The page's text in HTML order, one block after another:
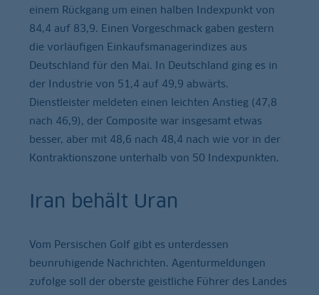
einem Rückgang um einen halben Indexpunkt von
84,4 auf 83,9. Einen Vorgeschmack gaben gestern
die vorläufigen Einkaufsmanagerindizes aus
Deutschland für den Mai. In Deutschland ging es in
der Industrie von 51,4 auf 49,9 abwärts.
Dienstleister meldeten einen leichten Anstieg (47,8
nach 46,9), der Composite war insgesamt etwas
besser, aber mit 48,6 nach 48,4 nach wie vor in der
Kontraktionszone unterhalb von 50 Indexpunkten.
Iran behält Uran
Vom Persischen Golf gibt es unterdessen
beunruhigende Nachrichten. Agenturmeldungen
zufolge soll der oberste geistliche Führer des Landes